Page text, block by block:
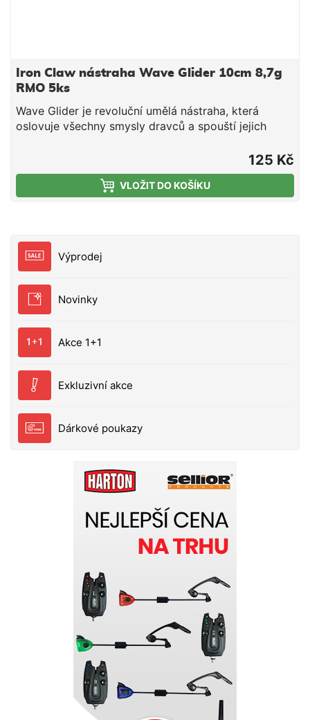
Výprodej
Novinky
Akce 1+1
Exkluzivní akce
Dárkové poukazy
Iron Claw nástraha Wave Glider 10cm 8,7g
RMO 5ks
Wave Glider je revoluční umělá nástraha, která
oslovuje všechny smysly dravců a spouští jejich
ryby viděly opravdu hodně a bývají podezřívavé –
právě tady Wave Glider vyniká. Jemné impulzy
vysílá pomocí souvislých bočních „ploutví“, které
jsou v pohybu i při těch nejmenších fázích propadu.
veškerou ostražitost. Kombinace kopytového ocasu
a pulzujících bočních „ploutví“ je navíc výborná i pro
Vlastnosti: umělá nástraha, která oslovuje všechny
smysly dravců a spouští žravý reflex vysílá jemné
pracují i při minimálním propadu kombinace
kopytového ocasu a pulzujících bočních „ploutví“
vhodná i pro noční lov (silná tlaková vlna) ideální
pro cílený lov okouna a candáta UV-aktivní
provedení délka 10 cm hmotnost 8,7 g barva Real
Motoroil – RMO balení 5 ks
125 Kč
VLOŽIT DO KOŠÍKU